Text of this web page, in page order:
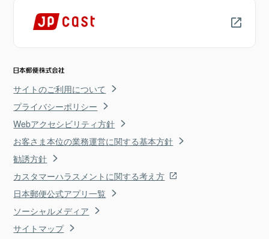
サイトのご利用について
プライバシーポリシー
Webアクセシビリティ方針
お客さま本位の業務運営に関する基本方針
勧誘方針
カスタマーハラスメントに関する考え方
日本郵便公式アプリ一覧
ソーシャルメディア
サイトマップ